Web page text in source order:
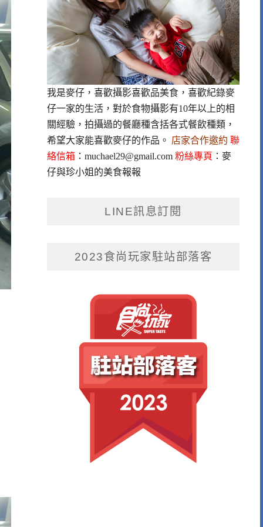
我是麥仔，喜歡攝影喜歡品美食，喜歡紀錄麥
仔一家的生活，對於食物攝影有10年以上的相
關經驗，拍攝過的餐廳種含括各式餐飲種類，
希望大家能喜歡麥仔的作品。 店家合作邀約 聯
絡信箱： muchael29@gmail.com 粉絲專頁 ： 麥
仔與珍小姐的美食報報
LINE訊息訂閱
2023食尚玩家駐站部落客